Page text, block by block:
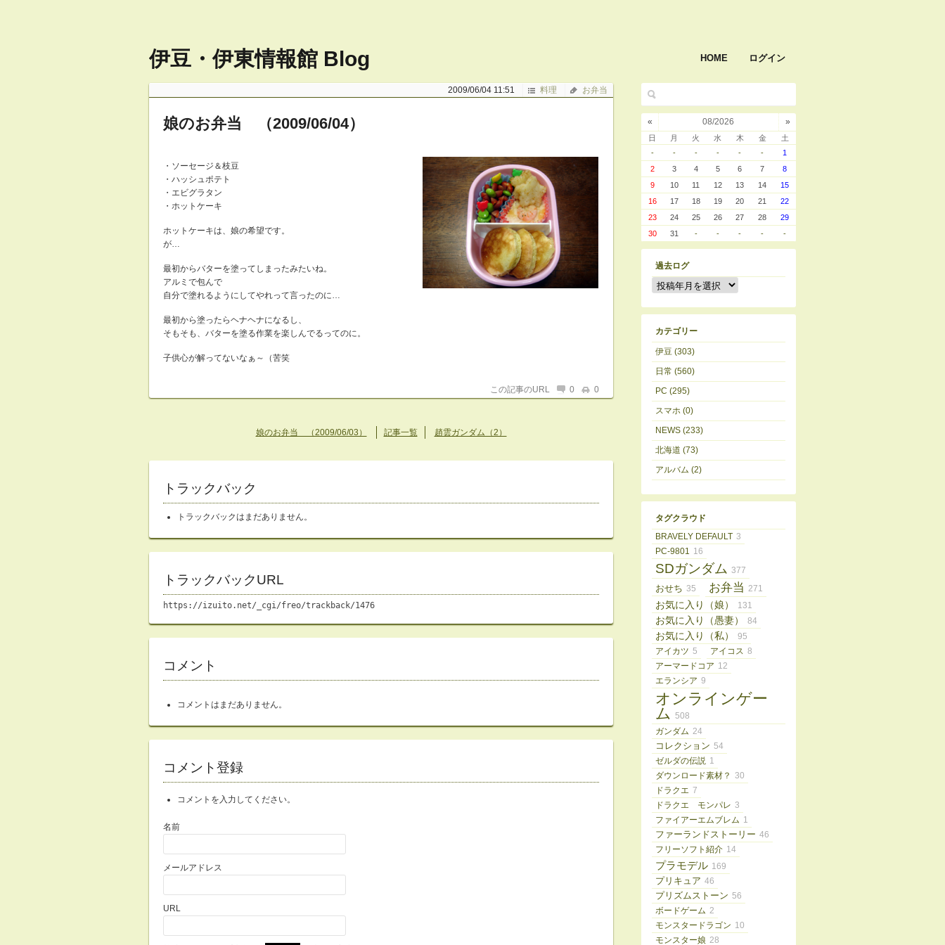
伊豆・伊東情報館 Blog HOME ログイン
2009/06/04 11:51 料理 お弁当
娘のお弁当 （2009/06/04）
・ソーセージ＆枝豆
・ハッシュポテト
・エビグラタン
・ホットケーキ
ホットケーキは、娘の希望です。
が…
最初からバターを塗ってしまったみたいね。
アルミで包んで
自分で塗れるようにしてやれって言ったのに…
最初から塗ったらヘナヘナになるし、
そもそも、バターを塗る作業を楽しんでるってのに。
子供心が解ってないなぁ～（苦笑
この記事のURL 0 0
娘のお弁当 （2009/06/03） 記事一覧 趙雲ガンダム（2）
トラックバック
トラックバックはまだありません。
トラックバックURL
https://izuito.net/_cgi/freo/trackback/1476
コメント
コメントはまだありません。
コメント登録
コメントを入力してください。
名前
メールアドレス
URL
« 08/2026 »
日 月 火 水 木 金
土
-
- - - - -
1
2
3 4 5 6 7
8
9
10 11 12 13 14
15
16
17 18 19 20 21
22
23
24 25 26 27 28
29
30
31 - - - - -
過去ログ
カテゴリー
伊豆 (303)
日常 (560)
PC (295)
スマホ (0)
NEWS (233)
北海道 (73)
アルバム (2)
タグクラウド
BRAVELY DEFAULT 3
PC-9801 16
SDガンダム 377
おせち 35 お弁当 271
お気に入り（娘） 131
お気に入り（愚妻） 84
お気に入り（私）
95
アイカツ 5 アイコス 8
アーマードコア 12
エランシア 9
オンラインゲー
ム 508
ガンダム 24
コレクション 54
ゼルダの伝説 1
ダウンロード素材？ 30
ドラクエ 7
ドラクエ モンパレ 3
ファイアーエムブレム 1
ファーランドストーリー 46
フリーソフト紹介 14
プラモデル 169
プリキュア 46
プリズムストーン 56
ボードゲーム 2
モンスタードラゴン 10
モンスター娘 28